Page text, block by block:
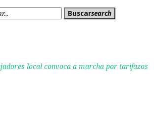
Buscarsearch
local convoca a marcha por tarifazos